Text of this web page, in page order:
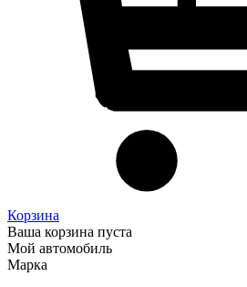
Корзина
Ваша корзина пуста
Мой автомобиль
Марка